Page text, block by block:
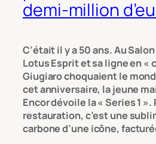
demi-million
C’était il y a 50 ans. Au
Lotus Esprit et sa ligne en «
Giugiaro choquaient le
cet anniversaire, la jeune
Encor dévoile la « Series 1 ».
restauration, c’est une
carbone d’une icône,